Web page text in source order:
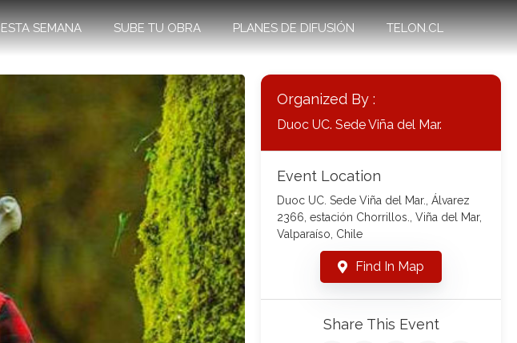
ESTA SEMANA SUBE TU OBRA PLANES DE DIFUSIÓN TELON.CL
Organized By :
Duoc UC. Sede Viña del Mar.
Event Location
Duoc UC. Sede Viña del Mar., Álvarez
2366, estación Chorrillos., Viña del Mar,
Valparaíso, Chile
Find In Map
Share This Event